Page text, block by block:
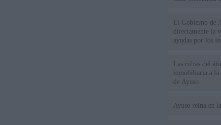
El Gobierno de
directamente la
ayudas por los
Las cifras del
inmobiliaria a la
de Ayuso
Ayuso reina en